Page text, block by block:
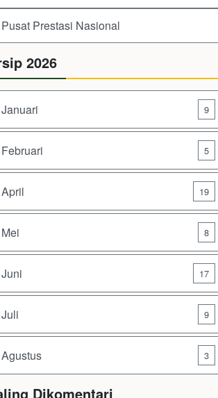
Pusat Prestasi Nasional
2026
Januari 9
Februari 5
April 19
Mei 8
Juni 17
Juli 9
Agustus 3
Dikomentari